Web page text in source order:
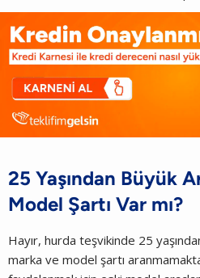
25 Yaşından Büyük
Model Şartı Var mı?
Hayır, hurda teşvikinde 25
marka ve model şartı